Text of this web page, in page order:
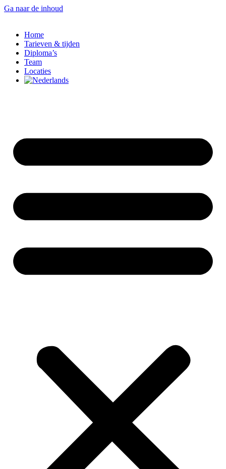
Ga naar de inhoud
Home
Tarieven & tijden
Diploma’s
Team
Locaties